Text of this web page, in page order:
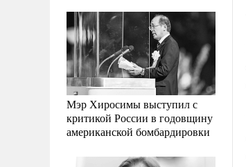
Мэр Хиросимы выступил с
критикой России в годовщину
американской бомбардировки